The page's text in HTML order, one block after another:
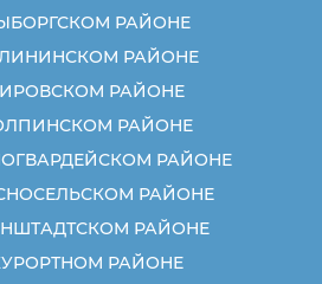
РАЙОНЕ
РАЙОНЕ
РАЙОНЕ
РАЙОНЕ
РАЙОНЕ
РАЙОНЕ
РАЙОНЕ
РАЙОНЕ